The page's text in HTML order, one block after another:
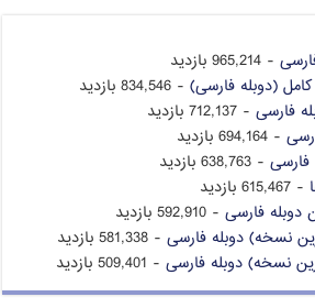
- 965,214 بازدید
- 834,546 بازدید
فارسی - 712,137 بازدید
- 694,164 بازدید
- 638,763 بازدید
- 615,467 بازدید
دوبله فارسی - 592,910 بازدید
نسخه) دوبله فارسی - 581,338 بازدید
نسخه) دوبله فارسی - 509,401 بازدید